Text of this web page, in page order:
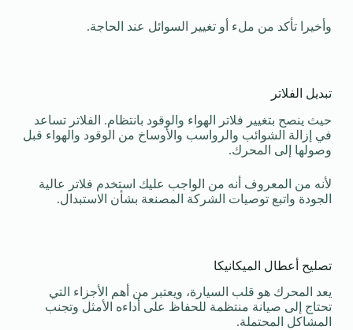
وأخيرا تأكد من ملء أو تغيير السوائل عند الحاجة.
تبديل الفلاتر
حيث ينصح بتغيير فلاتر الهواء والوقود بانتظام. الفلاتر تساعد
في إزالة الشوائب والرواسب والأوساخ من الوقود والهواء قبل
وصولها إلى المحرك.
لأنه من المعروف أنه من الواجب عليك استخدم فلاتر عالية
الجودة واتبع توصيات الشركة المصنعة بشأن الاستبدال.
تصليح أعطال الميكانيكا
يعد المحرك هو قلب السيارة، ويعتبر من أهم الأجزاء التي
تحتاج إلى صيانة منتظمة للحفاظ على أداءه الأمثل وتجنب
المشاكل المحتملة.